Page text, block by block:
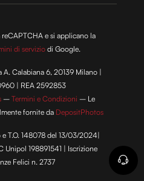
e si applicano la
di serviziodi Google.
Calabiana 6, 20139 Milano |
| REA 2592853
–Termini e Condizioni – Le
fornite da DepositPhotos
T.O. 148078 del 13/03/2024|
Unipol 198891541 | Iscrizione
Felici n. 2737